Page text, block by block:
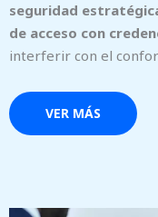
seguridad
de acceso con
interferir con el
VER MÁS